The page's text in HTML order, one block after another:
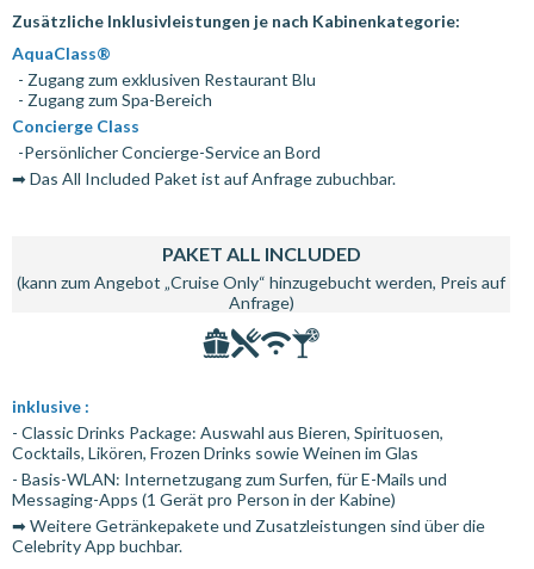
Zusätzliche Inklusivleistungen je nach Kabinenkategorie:
AquaClass®
- Zugang zum exklusiven Restaurant Blu
- Zugang zum Spa-Bereich
Concierge Class
-Persönlicher Concierge-Service an Bord
➡ Das All Included Paket ist auf Anfrage zubuchbar.
PAKET ALL INCLUDED
(kann zum Angebot „Cruise Only“ hinzugebucht werden, Preis auf
Anfrage)
inklusive :
- Classic Drinks Package: Auswahl aus Bieren, Spirituosen,
Cocktails, Likören, Frozen Drinks sowie Weinen im Glas
- Basis-WLAN: Internetzugang zum Surfen, für E-Mails und
Messaging-Apps (1 Gerät pro Person in der Kabine)
➡ Weitere Getränkepakete und Zusatzleistungen sind über die
Celebrity App buchbar.